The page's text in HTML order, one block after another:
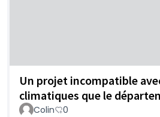
Un projet incompatible
climatiques que le
Colin 0